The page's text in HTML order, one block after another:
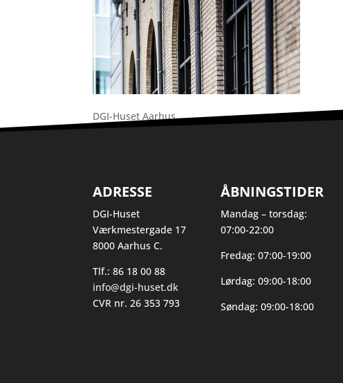
DGI-Huset Aarhus
ADRESSE
DGI-Huset
Værkmestergade 17
8000 Aarhus C.
Tlf.: 86 18 00 88
info@dgi-huset.dk
CVR nr. 26 353 793
ÅBNINGSTIDER
Mandag – torsdag:
07:00-22:00
Fredag: 07:00-19:00
Lørdag: 09:00-18:00
Søndag: 09:00-18:00